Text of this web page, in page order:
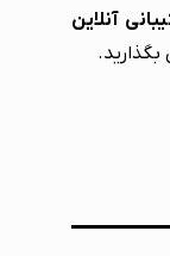
آنلاین